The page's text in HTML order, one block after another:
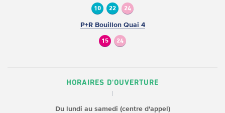
10 22 24
P+R Bouillon Quai 4
15 24
HORAIRES D'OUVERTURE
Du lundi au samedi (centre d'appel)